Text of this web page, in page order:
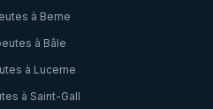
à Berne
à Bâle
à Lucerne
à Saint-Gall